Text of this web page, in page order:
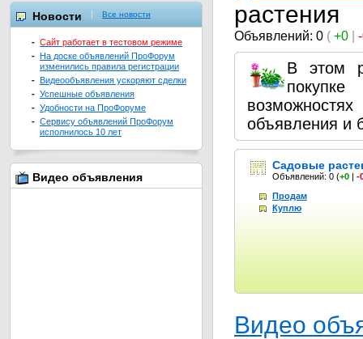
растения
Объявлений: 0 ( +0 |
В этом
объявления и
Садовые
Объявлений: 0 (+0 | -
Продам
Куплю
Видео
Новости Все новости
- Сайт работает в тестовом режиме
- На доске объявлений ПроФорум
изменились правила регистрации
- Видеообъявления ускоряют сделки
- Успешные объявления
- Удобности на ПроФоруме
- Сервису объявлений ПроФорум
исполнилось 10 лет
Видео объявления